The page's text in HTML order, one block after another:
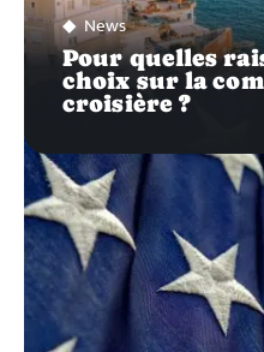
News
Pour quelles
choix sur la
croisière ?